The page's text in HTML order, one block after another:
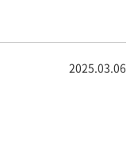
2025.03.06